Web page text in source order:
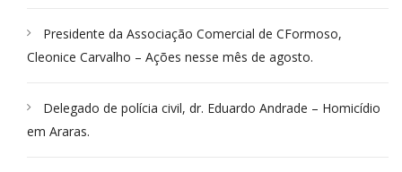
Presidente da Associação Comercial de CFormoso,
Cleonice Carvalho – Ações nesse mês de agosto.
Delegado de polícia civil, dr. Eduardo Andrade – Homicídio
em Araras.